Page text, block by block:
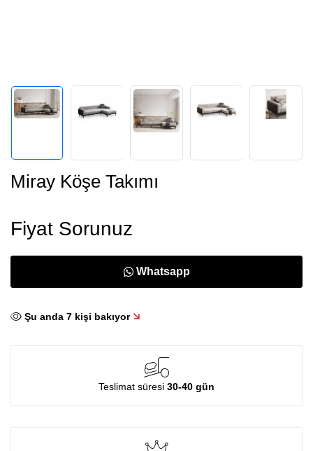
Miray Köşe Takımı
Fiyat Sorunuz
Whatsapp
Şu anda 7 kişi bakıyor
Teslimat süresi 30-40 gün